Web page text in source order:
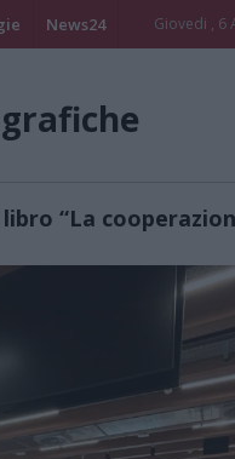
News24 Giovedi , 6
“La